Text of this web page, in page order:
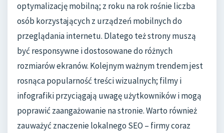
optymalizację mobilną; z roku na rok rośnie liczba
osób korzystających z urządzeń mobilnych do
przeglądania internetu. Dlatego też strony muszą
być responsywne i dostosowane do różnych
rozmiarów ekranów. Kolejnym ważnym trendem jest
rosnąca popularność treści wizualnych; filmy i
infografiki przyciągają uwagę użytkowników i mogą
poprawić zaangażowanie na stronie. Warto również
zauważyć znaczenie lokalnego SEO – firmy coraz